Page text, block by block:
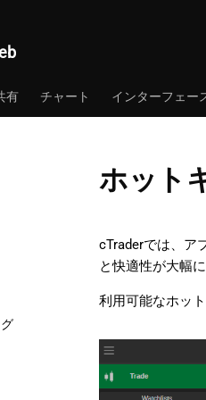
有 チャート インターフェー
ホット
cTraderでは、ア
と快適性が大幅
利用可能なホッ